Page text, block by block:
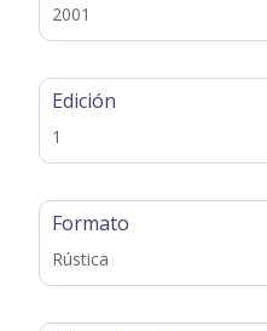
2001
Edición
1
Formato
Rústica